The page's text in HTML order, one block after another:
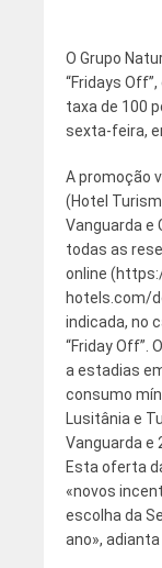
O Grupo
“Fridays
taxa de 100
sexta-feira,
A promoção
(Hotel
Vanguarda e
todas as
online
hotels.com/
indicada, no
“Friday Off”.
a estadias
consumo
Lusitânia e
Vanguarda e
Esta oferta
«novos
escolha da
ano»,